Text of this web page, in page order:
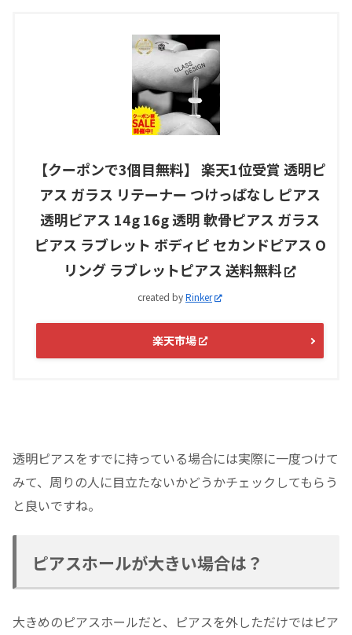
【クーポンで3個目無料】 楽天1位受賞 透明ピ
アス ガラス リテーナー つけっぱなし ピアス
透明ピアス 14g 16g 透明 軟骨ピアス ガラス
ピアス ラブレット ボディピ セカンドピアス O
リング ラブレットピアス 送料無料
created byRinker
楽天市場
透明ピアスをすでに持っている場合には実際に一度つけて
みて、周りの人に目立たないかどうかチェックしてもらう
と良いですね。
ピアスホールが大きい場合は？
大きめのピアスホールだと、ピアスを外しただけではピア